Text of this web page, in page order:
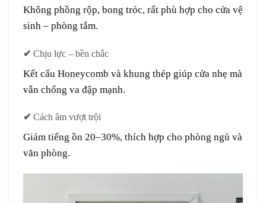
Không phồng rộp, bong tróc, rất phù hợp cho cửa vệ
sinh – phòng tắm.
✔ Chịu lực – bền chắc
Kết cấu Honeycomb và khung thép giúp cửa nhẹ mà
vẫn chống va đập mạnh.
✔ Cách âm vượt trội
Giảm tiếng ồn 20–30%, thích hợp cho phòng ngủ và
văn phòng.